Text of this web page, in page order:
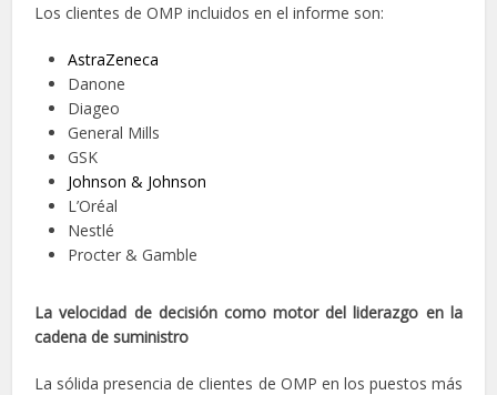
Los clientes de OMP incluidos en el informe son:
AstraZeneca
Danone
Diageo
General Mills
GSK
Johnson & Johnson
L’Oréal
Nestlé
Procter & Gamble
La velocidad de decisión como motor del liderazgo en la
cadena de suministro
La sólida presencia de clientes de OMP en los puestos más